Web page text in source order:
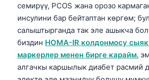
семирүү, PCOS жана орозо
инсулини бар бейтаптан көргөм;
салыштырганда так эле ашыкча
биздин HOMA-IR колдонмосу
маркерлер менен бирге карайм.
алгачкы каршылык диабет расмий
Magyar
Shqip
বাংলা
اردو
मराठी